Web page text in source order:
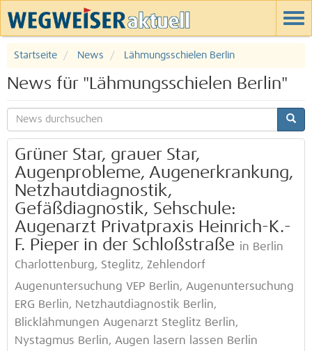
Startseite News Lähmungsschielen Berlin
News für "Lähmungsschielen Berlin"
Grüner Star, grauer Star,
Augenprobleme, Augenerkrankung,
Netzhautdiagnostik,
Gefäßdiagnostik, Sehschule:
Augenarzt Privatpraxis Heinrich-K.-
F. Pieper in der Schloßstraße in Berlin
Charlottenburg, Steglitz, Zehlendorf
Augenuntersuchung VEP Berlin, Augenuntersuchung
ERG Berlin, Netzhautdiagnostik Berlin,
Blicklähmungen Augenarzt Steglitz Berlin,
Nystagmus Berlin, Augen lasern lassen Berlin